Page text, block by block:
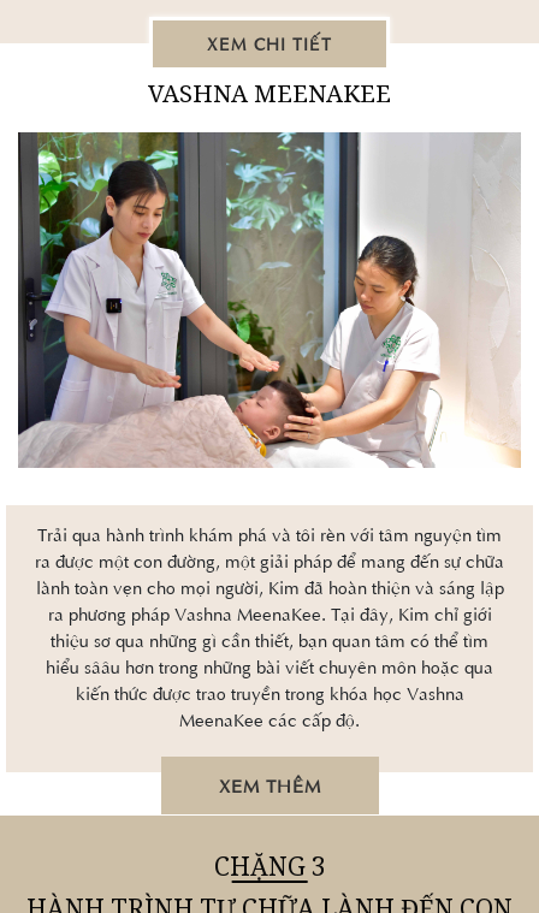
XEM CHI TIẾT
VASHNA MEENAKEE
Trải qua hành trình khám phá và tôi rèn với tâm nguyện tìm
ra được một con đường, một giải pháp để mang đến sự chữa
lành toàn vẹn cho mọi người, Kim đã hoàn thiện và sáng lập
ra phương pháp Vashna MeenaKee. Tại đây, Kim chỉ giới
thiệu sơ qua những gì cần thiết, bạn quan tâm có thể tìm
hiểu sââu hơn trong những bài viết chuyên môn hoặc qua
kiến thức được trao truyền trong khóa học Vashna
MeenaKee các cấp độ.
XEM THÊM
CHẶNG 3